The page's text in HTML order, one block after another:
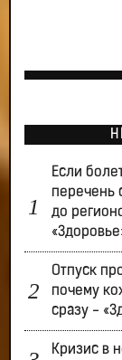
Если
перечень
до
Отпуск
почему
сразу -
Кризис в